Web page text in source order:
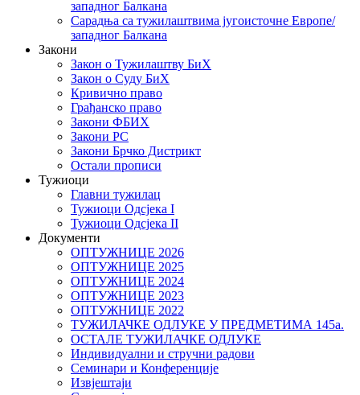
западног Балкана
Сарадња са тужилаштвима југоисточне Европе/
западног Балкана
Закони
Закон о Тужилаштву БиХ
Закон о Суду БиХ
Кривично право
Грађанско право
Закони ФБИХ
Закони РС
Закони Брчко Дистрикт
Остали прописи
Тужиоци
Главни тужилац
Тужиоци Oдсјекa I
Тужиоци Oдсјекa II
Документи
ОПТУЖНИЦЕ 2026
ОПТУЖНИЦЕ 2025
ОПТУЖНИЦЕ 2024
ОПТУЖНИЦЕ 2023
ОПТУЖНИЦЕ 2022
ТУЖИЛАЧКЕ ОДЛУКЕ У ПРЕДМЕТИМА 145а.
ОСТАЛЕ ТУЖИЛАЧКЕ ОДЛУКЕ
Индивидуални и стручни радови
Семинари и Конференције
Извјештаји